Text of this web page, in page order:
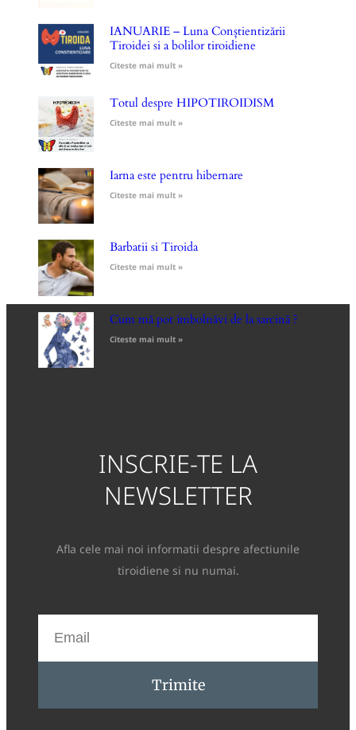
IANUARIE – Luna Conștientizării
Tiroidei si a bolilor tiroidiene
Citeste mai mult »
Totul despre HIPOTIROIDISM
Citeste mai mult »
Iarna este pentru hibernare
Citeste mai mult »
Barbatii si Tiroida
Citeste mai mult »
Cum mă pot îmbolnăvi de la sarcină ?
Citeste mai mult »
INSCRIE-TE LA
NEWSLETTER
Afla cele mai noi informatii despre afectiunile
tiroidiene si nu numai.
Trimite